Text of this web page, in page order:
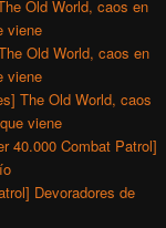
Old World, caos en
viene
Old World, caos en
viene
The Old World, caos
viene
40.000 Combat Patrol]
Devoradores de